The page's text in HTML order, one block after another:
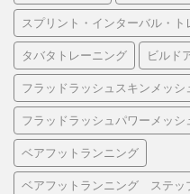
スプリント・インターバル・ト
タバタトレーニング ビルド
フラッドラッシュスキンメッシ
フラッドラッシュパワーメッシ
ベアフットランニング
ベアフットランニング ステッ